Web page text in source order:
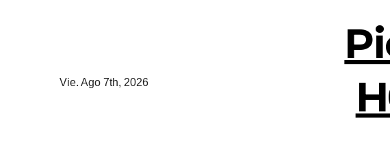
Vie. Ago 7th, 2026